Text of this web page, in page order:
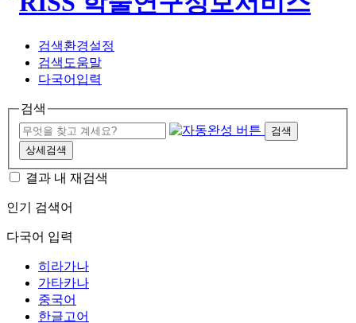
검색환경설정
검색도움말
다국어입력
검색
검색
상세검색
결과 내 재검색
인기 검색어
다국어 입력
히라가나
가타카나
중국어
한글고어